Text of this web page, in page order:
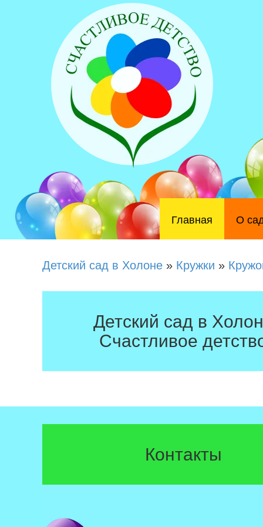
Главная О
Детский сад в Холоне » Кружки »
Детский сад в
Счастливое
Контакты